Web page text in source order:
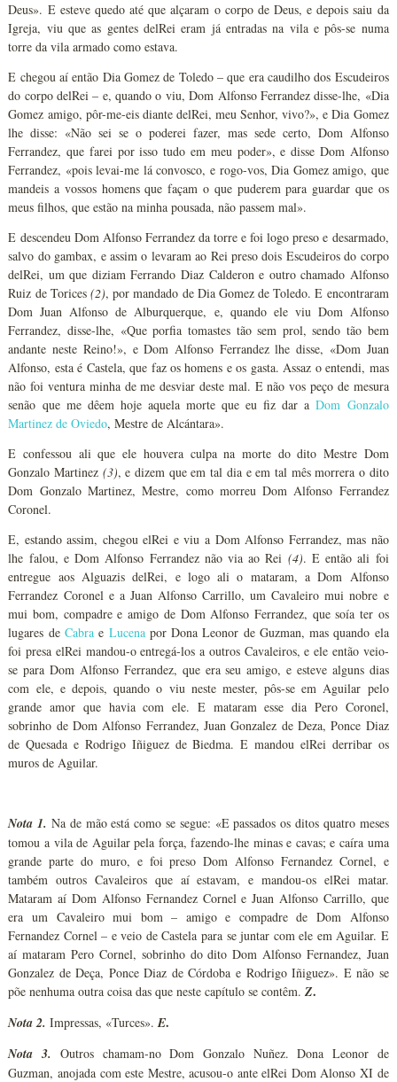
Deus». E esteve quedo até que alçaram o corpo de Deus, e depois saiu da
Igreja, viu que as gentes delRei eram já entradas na vila e pôs-se numa
torre da vila armado como estava.
E chegou aí então Dia Gomez de Toledo – que era caudilho dos Escudeiros
do corpo delRei – e, quando o viu, Dom Alfonso Ferrandez disse-lhe, «Dia
Gomez amigo, pôr-me-eis diante delRei, meu Senhor, vivo?», e Dia Gomez
lhe disse: «Não sei se o poderei fazer, mas sede certo, Dom Alfonso
Ferrandez, que farei por isso tudo em meu poder», e disse Dom Alfonso
Ferrandez, «pois levai-me lá convosco, e rogo-vos, Dia Gomez amigo, que
mandeis a vossos homens que façam o que puderem para guardar que os
meus filhos, que estão na minha pousada, não passem mal».
E descendeu Dom Alfonso Ferrandez da torre e foi logo preso e desarmado,
salvo do gambax, e assim o levaram ao Rei preso dois Escudeiros do corpo
delRei, um que diziam Ferrando Diaz Calderon e outro chamado Alfonso
Ruiz de Torices (2), por mandado de Dia Gomez de Toledo. E encontraram
Dom Juan Alfonso de Alburquerque, e, quando ele viu Dom Alfonso
Ferrandez, disse-lhe, «Que porfia tomastes tão sem prol, sendo tão bem
andante neste Reino!», e Dom Alfonso Ferrandez lhe disse, «Dom Juan
Alfonso, esta é Castela, que faz os homens e os gasta. Assaz o entendi, mas
não foi ventura minha de me desviar deste mal. E não vos peço de mesura
senão que me dêem hoje aquela morte que eu fiz dar aDom Gonzalo
Martinez de Oviedo, Mestre de Alcántara».
E confessou ali que ele houvera culpa na morte do dito Mestre Dom
Gonzalo Martinez (3), e dizem que em tal dia e em tal mês morrera o dito
Dom Gonzalo Martinez, Mestre, como morreu Dom Alfonso Ferrandez
Coronel.
E, estando assim, chegou elRei e viu a Dom Alfonso Ferrandez, mas não
lhe falou, e Dom Alfonso Ferrandez não via ao Rei (4). E então ali foi
entregue aos Alguazis delRei, e logo ali o mataram, a Dom Alfonso
Ferrandez Coronel e a Juan Alfonso Carrillo, um Cavaleiro mui nobre e
mui bom, compadre e amigo de Dom Alfonso Ferrandez, que soía ter os
lugares de Cabrae Lucenapor Dona Leonor de Guzman, mas quando ela
foi presa elRei mandou-o entregá-los a outros Cavaleiros, e ele então veio-
se para Dom Alfonso Ferrandez, que era seu amigo, e esteve alguns dias
com ele, e depois, quando o viu neste mester, pôs-se em Aguilar pelo
grande amor que havia com ele. E mataram esse dia Pero Coronel,
sobrinho de Dom Alfonso Ferrandez, Juan Gonzalez de Deza, Ponce Diaz
de Quesada e Rodrigo Iñiguez de Biedma. E mandou elRei derribar os
muros de Aguilar.
Nota 1. Na de mão está como se segue: «E passados os ditos quatro meses
tomou a vila de Aguilar pela força, fazendo-lhe minas e cavas; e caíra uma
grande parte do muro, e foi preso Dom Alfonso Fernandez Cornel, e
também outros Cavaleiros que aí estavam, e mandou-os elRei matar.
Mataram aí Dom Alfonso Fernandez Cornel e Juan Alfonso Carrillo, que
era um Cavaleiro mui bom – amigo e compadre de Dom Alfonso
Fernandez Cornel – e veio de Castela para se juntar com ele em Aguilar. E
aí mataram Pero Cornel, sobrinho do dito Dom Alfonso Fernandez, Juan
Gonzalez de Deça, Ponce Diaz de Córdoba e Rodrigo Iñiguez». E não se
põe nenhuma outra coisa das que neste capítulo se contêm.Z.
Nota 2. Impressas, «Turces».E.
Nota 3.
Outros chamam-no Dom Gonzalo Nuñez. Dona Leonor de
Guzman, anojada com este Mestre, acusou-o ante elRei Dom Alonso XI de